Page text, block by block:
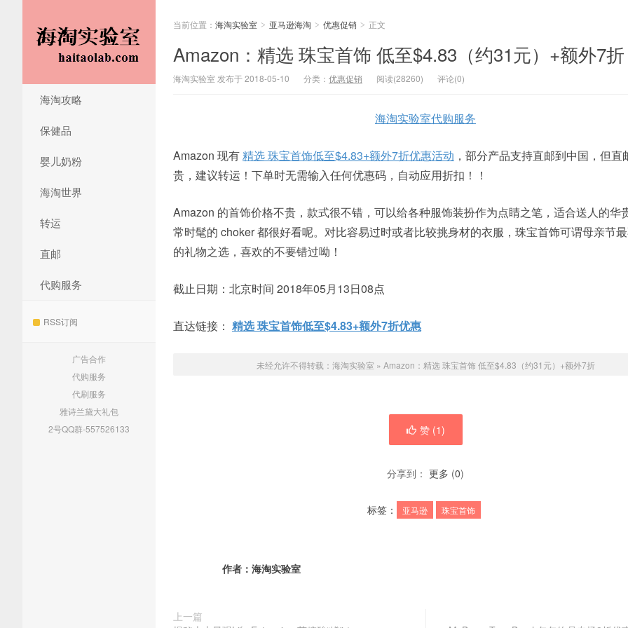
海淘攻略
保健品
婴儿奶粉
海淘世界
转运
直邮
代购服务
RSS订阅
广告合作
代购服务
代刷服务
雅诗兰黛大礼包
2号QQ群-557526133
当前位置： 海淘实验室 > 亚马逊海淘 > 优惠促销 > 正文
Amazon：精选 珠宝首饰 低至$4.83（约31元）+额外7折
海淘实验室 发布于 2018-05-10 分类： 优惠促销 阅读(28260) 评论(0)
海淘实验室代购服务
Amazon 现有精选 珠宝首饰低至$4.83+额外7折优惠活动 ，部分产品支持直邮到中国，但直
贵，建议转运！下单时无需输入任何优惠码，自动应用折扣！！
Amazon 的首饰价格不贵，款式很不错，可以给各种服饰装扮作为点睛之笔，适合送人的华
常时髦的 choker 都很好看呢。对比容易过时或者比较挑身材的衣服，珠宝首饰可谓母亲节
的礼物之选，喜欢的不要错过呦！
截止日期：北京时间 2018年05月13日08点
直达链接： 精选 珠宝首饰低至$4.83+额外7折优惠
未经允许不得转载： 海淘实验室 » Amazon：精选 珠宝首饰 低至$4.83（约31元）+额外7折
赞 (1)
分享到： 更多 (0)
标签： 亚马逊 珠宝首饰
作者： 海淘实验室
上一篇